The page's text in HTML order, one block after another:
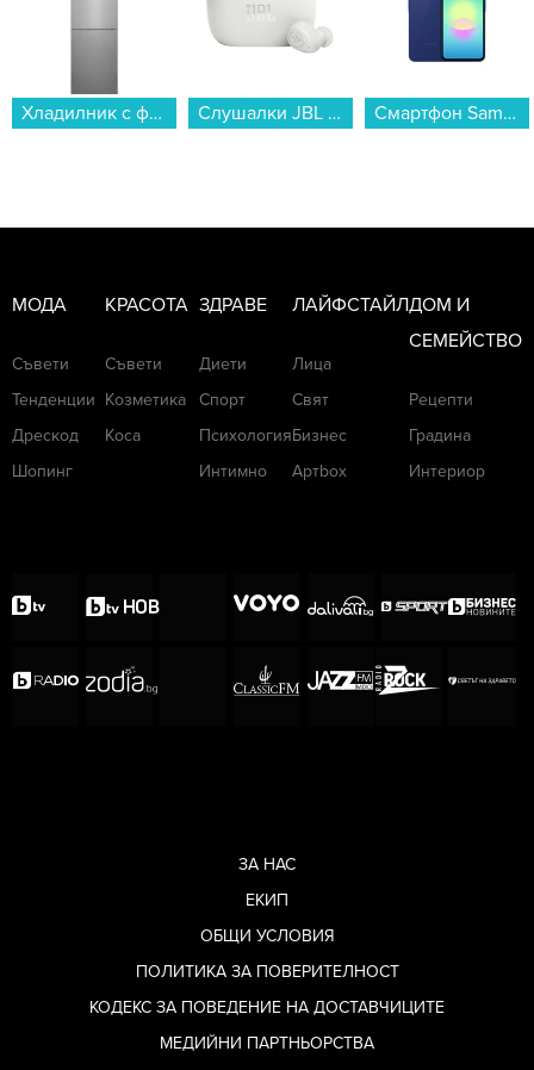
Хладилник с фризер AEG RCB736E7MX*** , 367 l, E , No Frost , Инокс... Слушалки JBL JBL WAVE BUDS 2 JBLWBUDS2WHT... Смартфон Samsung GALAXY A27 5G 128/6 BLUE SM-A276BZBB , 128 GB, 6 GB...
МОДА
Съвети
Тенденции
Дрескод
Шопинг
КРАСОТА
Съвети
Козметика
Коса
ЗДРАВЕ
Диети
Спорт
Психология
Интимно
ЛАЙФСТАЙЛ
Лица
Свят
Бизнес
Артbox
ДОМ И
СЕМЕЙСТВО
Рецепти
Градина
Интериор
ЗА НАС
ЕКИП
ОБЩИ УСЛОВИЯ
ПОЛИТИКА ЗА ПОВЕРИТЕЛНОСТ
КОДЕКС ЗА ПОВЕДЕНИЕ НА ДОСТАВЧИЦИТЕ
МЕДИЙНИ ПАРТНЬОРСТВА